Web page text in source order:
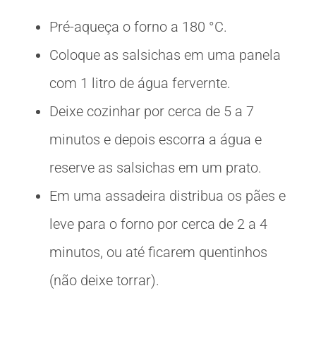
Pré-aqueça o forno a 180 °C.
Coloque as salsichas em uma panela
com 1 litro de água fervernte.
Deixe cozinhar por cerca de 5 a 7
minutos e depois escorra a água e
reserve as salsichas em um prato.
Em uma assadeira distribua os pães e
leve para o forno por cerca de 2 a 4
minutos, ou até ficarem quentinhos
(não deixe torrar).